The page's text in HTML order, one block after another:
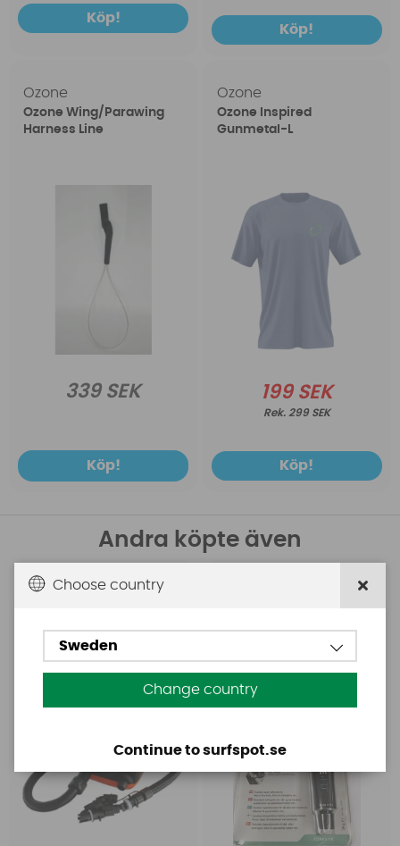
Köp!
Köp!
Ozone
Ozone Wing/Parawing
Harness Line
339 SEK
Köp!
Ozone
Ozone Inspired
Gunmetal-L
199 SEK
299 SEK
Köp!
Andra köpte även
Base
SUP Pump
Choose country
Sweden
Change country
Continue to surfspot.se